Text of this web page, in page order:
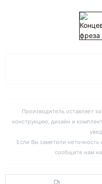
Производитель оставляет
конструкцию, дизайн и
Если Вы заметили неточность
сообщите нам